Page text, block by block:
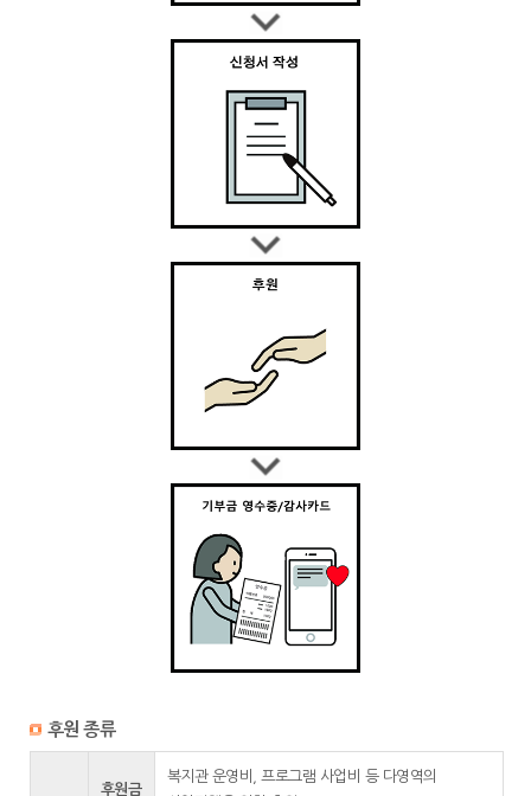
후원 종류
후원금
복지관 운영비, 프로그램 사업비 등 다영역의